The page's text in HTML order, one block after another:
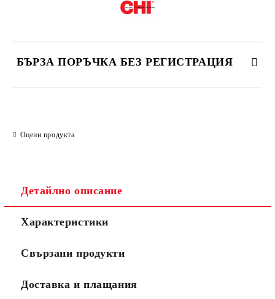
БЪРЗА ПОРЪЧКА БЕЗ РЕГИСТРАЦИЯ
Оцени продукта
Детайлно описание
Характеристики
Свързани продукти
Доставка и плащания